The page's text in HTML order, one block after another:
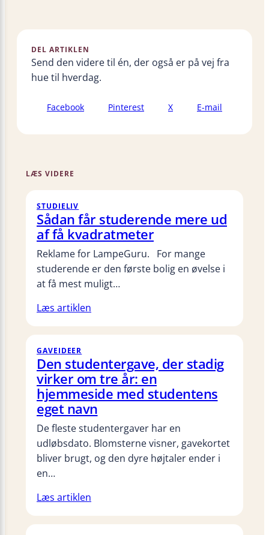
DEL ARTIKLEN
Send den videre til én, der også er på vej fra
hue til hverdag.
Facebook Pinterest X E-mail
LÆS VIDERE
STUDIELIV
Sådan får studerende mere ud
af få kvadratmeter
Reklame for LampeGuru. For mange
studerende er den første bolig en øvelse i
at få mest muligt…
Læs artiklen
GAVEIDEER
Den studentergave, der stadig
virker om tre år: en
hjemmeside med studentens
eget navn
De fleste studentergaver har en
udløbsdato. Blomsterne visner, gavekortet
bliver brugt, og den dyre højtaler ender i
en…
Læs artiklen